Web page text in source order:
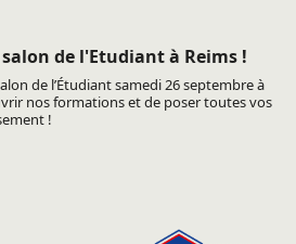
de l'Etudiant à Reims !
de l’Étudiant samedi 26 septembre à
nos formations et de poser toutes vos
!